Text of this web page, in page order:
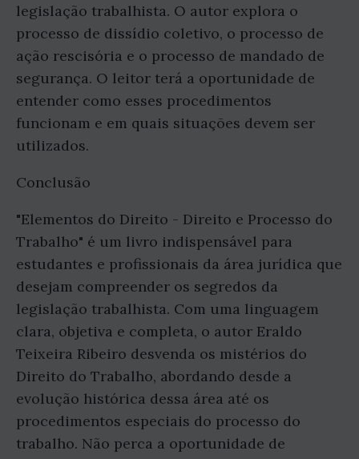
legislação trabalhista. O autor explora o
processo de dissídio coletivo, o processo de
ação rescisória e o processo de mandado de
segurança. O leitor terá a oportunidade de
entender como esses procedimentos
funcionam e em quais situações devem ser
utilizados.
Conclusão
"Elementos do Direito - Direito e Processo do
Trabalho" é um livro indispensável para
estudantes e profissionais da área jurídica que
desejam compreender os segredos da
legislação trabalhista. Com uma linguagem
clara, objetiva e completa, o autor Eraldo
Teixeira Ribeiro desvenda os mistérios do
Direito do Trabalho, abordando desde a
evolução histórica dessa área até os
procedimentos especiais do processo do
trabalho. Não perca a oportunidade de